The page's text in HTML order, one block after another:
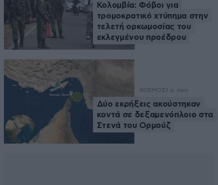
Κολομβία: Φόβοι για
τρομοκρατικό χτύπημα στην
τελετή ορκωμοσίας του
εκλεγμένου προέδρου
ΚΟΣΜΟΣ 1 ω. πριν
Δύο εκρήξεις ακούστηκαν
κοντά σε δεξαμενόπλοιο στα
Στενά του Ορμούζ